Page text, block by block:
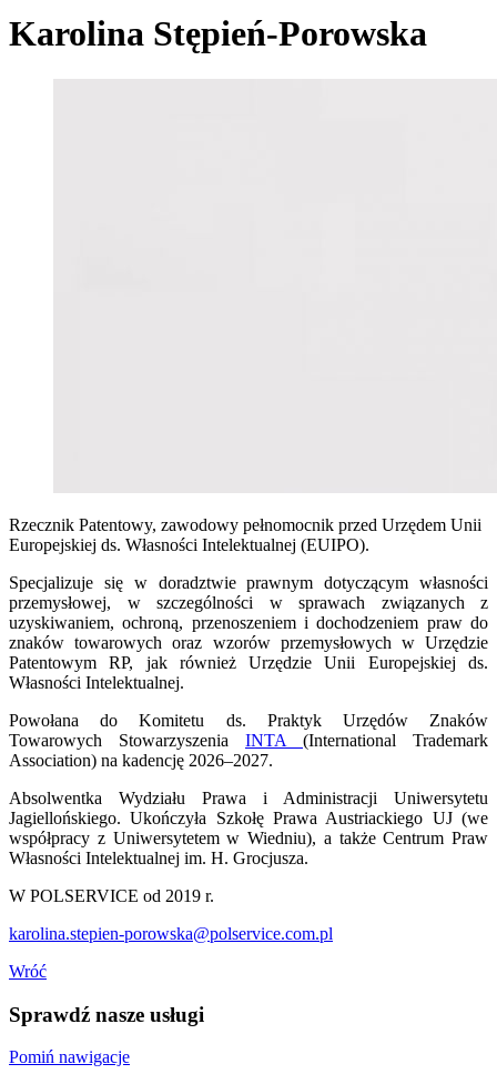
Karolina Stępień-Porowska
Rzecznik Patentowy, zawodowy pełnomocnik przed Urzędem Unii
Europejskiej ds. Własności Intelektualnej (EUIPO).
Specjalizuje się w doradztwie prawnym dotyczącym własności
przemysłowej, w szczególności w sprawach związanych z
uzyskiwaniem, ochroną, przenoszeniem i dochodzeniem praw do
znaków towarowych oraz wzorów przemysłowych w Urzędzie
Patentowym RP, jak również Urzędzie Unii Europejskiej ds.
Własności Intelektualnej.
Powołana do Komitetu ds. Praktyk Urzędów Znaków
Towarowych Stowarzyszenia INTA (International Trademark
Association) na kadencję 2026–2027.
Absolwentka Wydziału Prawa i Administracji Uniwersytetu
Jagiellońskiego. Ukończyła Szkołę Prawa Austriackiego UJ (we
współpracy z Uniwersytetem w Wiedniu), a także Centrum Praw
Własności Intelektualnej im. H. Grocjusza.
W POLSERVICE od 2019 r.
karolina.stepien-porowska@polservice.com.pl
Wróć
Sprawdź nasze usługi
Pomiń nawigacje